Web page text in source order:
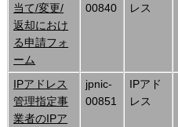
当て/変更/
返却におけ
る申請フォ
ーム
00840
レス
IPアドレス
管理指定事
業者のIPア
jpnic-
00851
IPアド
レス